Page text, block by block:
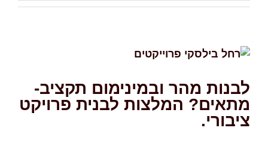
לבנות מהר ובמינימום תקציב-
מתאים? המלצות לבנית פרויקט
ציבורי.